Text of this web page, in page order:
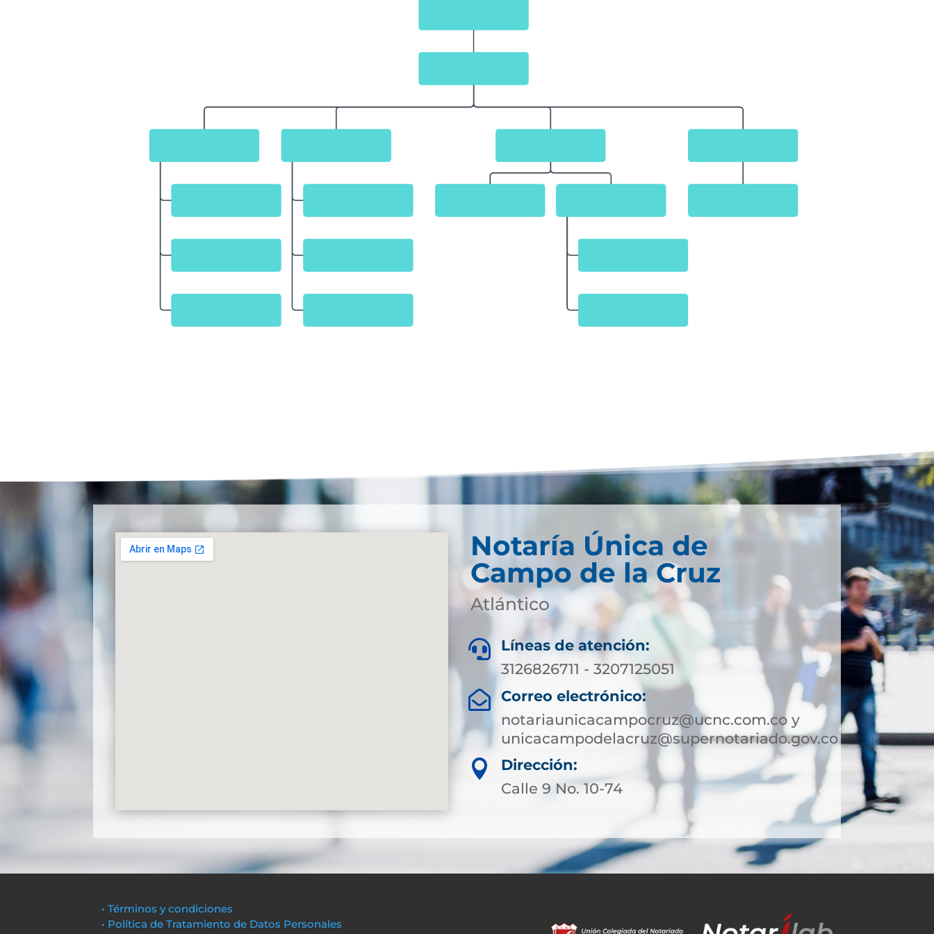
Notaría Única de
Campo de la Cruz
Atlántico

Líneas de atención:
3126826711 - 3207125051

Correo electrónico:
notariaunicacampocruz@ucnc.com.co y
unicacampodelacruz@supernotariado.gov.co

Dirección:
Calle 9 No. 10-74
• Términos y condiciones
• Política de Tratamiento de Datos Personales